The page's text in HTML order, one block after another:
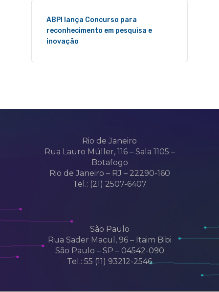
ABPI lança Concurso para
reconhecimento em pesquisa e
inovação
Rio de Janeiro
Rua Lauro Müller, 116 – Sala 1105 –
Botafogo
Rio de Janeiro – RJ – 22290-160
Tel.: (21) 2507-6407
São Paulo
Rua Sader Macul, 96 – Itaim Bibi
São Paulo – SP – 04542-090
Tel.: 55 (11) 93212-2546